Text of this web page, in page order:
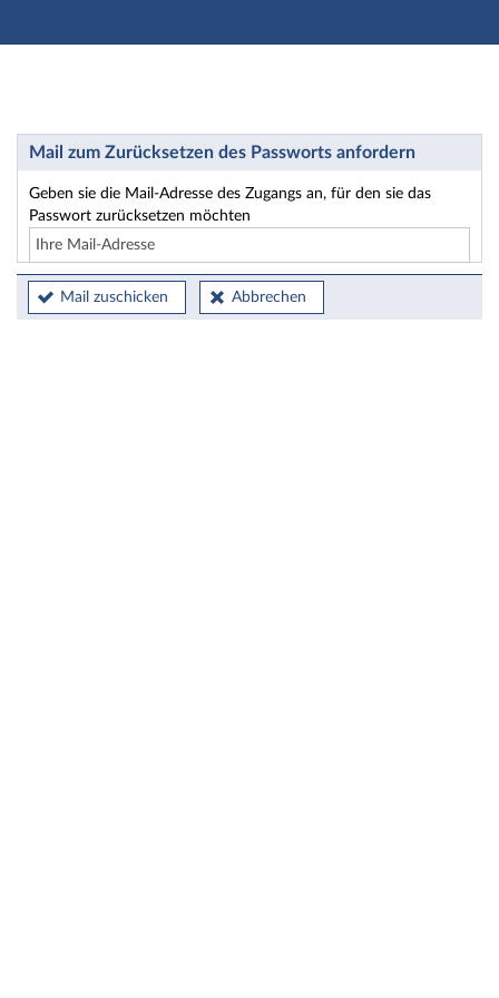
Hauptnavigation
Passwort zurücksetzen
Mail zum Zurücksetzen des Passworts anfordern
Geben sie die Mail-Adresse des Zugangs an, für den sie das
Passwort zurücksetzen möchten
Mail zuschicken Abbrechen